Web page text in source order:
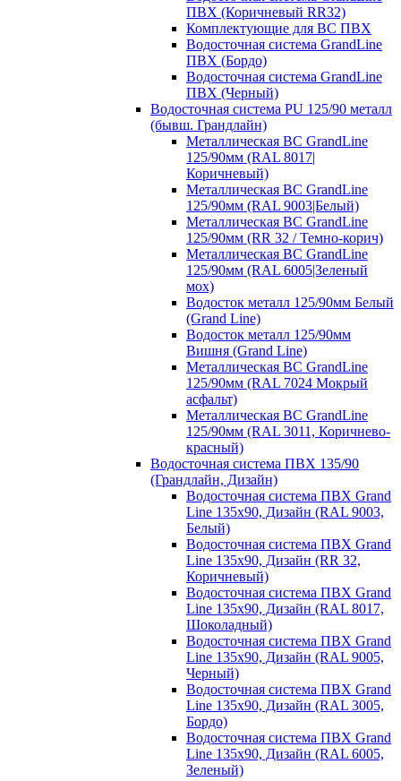
ПВХ (Коричневый RR32)
Комплектующие для ВС ПВХ
Водосточная система GrandLine
ПВХ (Бордо)
Водосточная система GrandLine
ПВХ (Черный)
Водосточная система PU 125/90 металл
(бывш. Грандлайн)
Металлическая ВС GrandLine
125/90мм (RAL 8017|
Коричневый)
Металлическая ВС GrandLine
125/90мм (RAL 9003|Белый)
Металлическая ВС GrandLine
125/90мм (RR 32 / Темно-корич)
Металлическая ВС GrandLine
125/90мм (RAL 6005|Зеленый
мох)
Водосток металл 125/90мм Белый
(Grand Line)
Водосток металл 125/90мм
Вишня (Grand Line)
Металлическая ВС GrandLine
125/90мм (RAL 7024 Мокрый
асфальт)
Металлическая ВС GrandLine
125/90мм (RAL 3011, Коричнево-
красный)
Водосточная система ПВХ 135/90
(Грандлайн, Дизайн)
Водосточная система ПВХ Grand
Line 135х90, Дизайн (RAL 9003,
Белый)
Водосточная система ПВХ Grand
Line 135х90, Дизайн (RR 32,
Коричневый)
Водосточная система ПВХ Grand
Line 135х90, Дизайн (RAL 8017,
Шоколадный)
Водосточная система ПВХ Grand
Line 135х90, Дизайн (RAL 9005,
Черный)
Водосточная система ПВХ Grand
Line 135х90, Дизайн (RAL 3005,
Бордо)
Водосточная система ПВХ Grand
Line 135х90, Дизайн (RAL 6005,
Зеленый)